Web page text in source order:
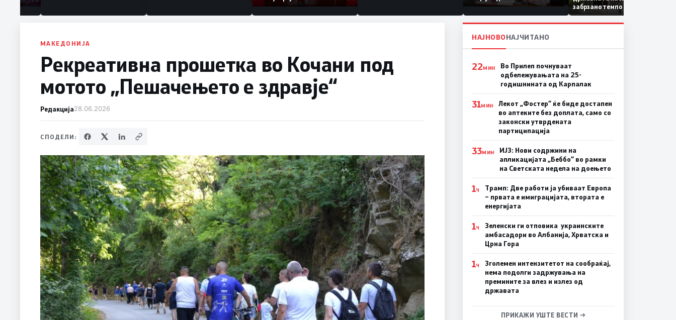
Коридор 8, Македонија
станува раскрсница на
Балканот
забрзано темпо
МАКЕДОНИЈА
Рекреативна прошетка во Кочани под
мотото „Пешачењето е здравје“
Редакција28.06.2026
СПОДЕЛИ:
НАЈНОВОНАЈЧИТАНО
22МИН
Во Прилеп почнуваат
одбележувањата на 25-
годишнината од Карпалак
31МИН
Лекот „Фостер“ ќе биде достапен
во аптеките без доплата, само со
законски утврдената
партиципација
33МИН
ИЈЗ: Нови содржини на
апликацијата „Беббо“ во рамки
на Светската недела на доењето
1Ч
Трамп: Две работи ја убиваат Европа
– првата е имиграцијата, втората е
енергијата
1Ч
Зеленски ги отповика украинските
амбасадори во Албанија, Хрватска и
Црна Гора
1Ч
Зголемен интензитетот на сообраќај,
нема подолги задржувања на
премините за влез и излез од
државата
ПРИКАЖИ УШТЕ ВЕСТИ →